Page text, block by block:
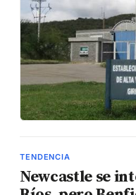
TENDENCIA
Newcastle se